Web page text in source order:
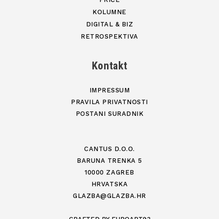
KOLUMNE
DIGITAL & BIZ
RETROSPEKTIVA
Kontakt
IMPRESSUM
PRAVILA PRIVATNOSTI
POSTANI SURADNIK
CANTUS D.O.O.
BARUNA TRENKA 5
10000 ZAGREB
HRVATSKA
GLAZBA@GLAZBA.HR